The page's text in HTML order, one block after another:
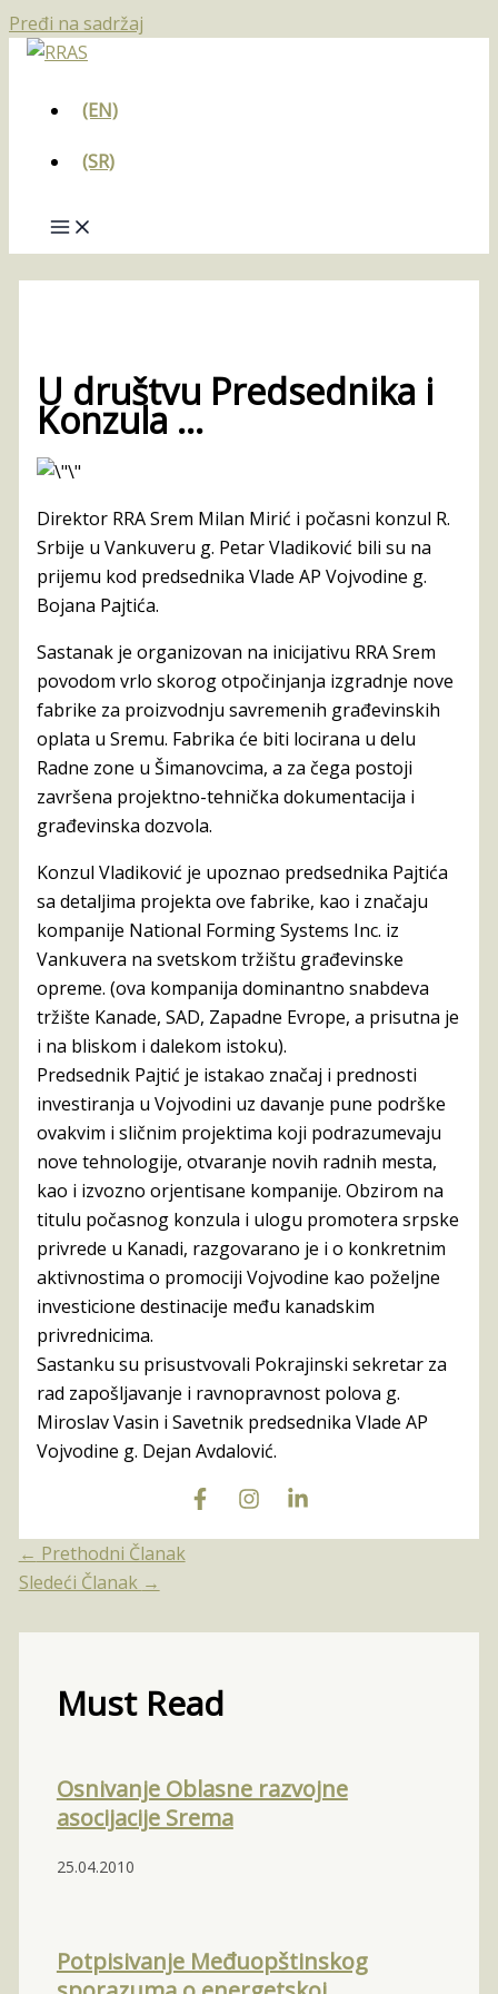
Pređi na sadržaj
(EN)
(SR)
U društvu Predsednika i
Konzula …
Direktor RRA Srem Milan Mirić i počasni konzul R.
Srbije u Vankuveru g. Petar Vladiković bili su na
prijemu kod predsednika Vlade AP Vojvodine g.
Bojana Pajtića.
Sastanak je organizovan na inicijativu RRA Srem
povodom vrlo skorog otpočinjanja izgradnje nove
fabrike za proizvodnju savremenih građevinskih
oplata u Sremu. Fabrika će biti locirana u delu
Radne zone u Šimanovcima, a za čega postoji
završena projektno-tehnička dokumentacija i
građevinska dozvola.
Konzul Vladiković je upoznao predsednika Pajtića
sa detaljima projekta ove fabrike, kao i značaju
kompanije National Forming Systems Inc. iz
Vankuvera na svetskom tržištu građevinske
opreme. (ova kompanija dominantno snabdeva
tržište Kanade, SAD, Zapadne Evrope, a prisutna je
i na bliskom i dalekom istoku).
Predsednik Pajtić je istakao značaj i prednosti
investiranja u Vojvodini uz davanje pune podrške
ovakvim i sličnim projektima koji podrazumevaju
nove tehnologije, otvaranje novih radnih mesta,
kao i izvozno orjentisane kompanije. Obzirom na
titulu počasnog konzula i ulogu promotera srpske
privrede u Kanadi, razgovarano je i o konkretnim
aktivnostima o promociji Vojvodine kao poželjne
investicione destinacije među kanadskim
privrednicima.
Sastanku su prisustvovali Pokrajinski sekretar za
rad zapošljavanje i ravnopravnost polova g.
Miroslav Vasin i Savetnik predsednika Vlade AP
Vojvodine g. Dejan Avdalović.
← Prethodni Članak
Sledeći Članak →
Must Read
Osnivanje Oblasne razvojne
asocijacije Srema
25.04.2010
Potpisivanje Međuopštinskog